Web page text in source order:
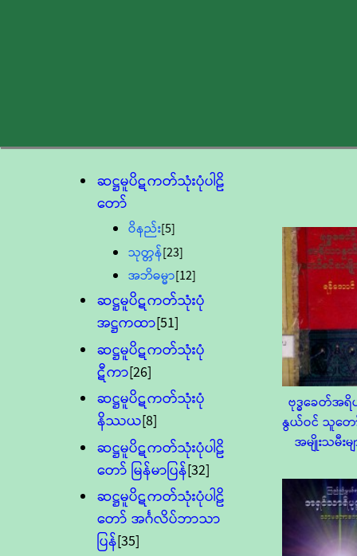
ဆဋ္ဌမူပိဋကတ်သုံးပုံပါဠိ
တော်
ဝိနည်း[5]
သုတ္တန်[23]
အဘိဓမ္မာ[12]
ဆဋ္ဌမူပိဋကတ်သုံးပုံ
အဋ္ဌကထာ[51]
ဆဋ္ဌမူပိဋကတ်သုံးပုံ
ဋီကာ[26]
ဆဋ္ဌမူပိဋကတ်သုံးပုံ
နိဿယ[8]
ဆဋ္ဌမူပိဋကတ်သုံးပုံပါဠိ
တော် မြန်မာပြန်[32]
ဆဋ္ဌမူပိဋကတ်သုံးပုံပါဠိ
တော် အင်္ဂလိပ်ဘာသာ
ပြန်[35]
ဗုဒ္ဓခေတ်အ
နွယ်ဝင် သူတေ
အမျိုးသမီးမျ